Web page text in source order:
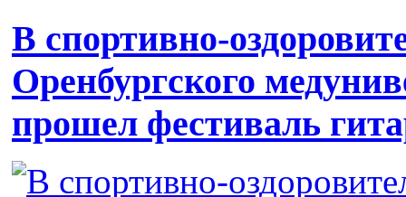
В спортивно-
Оренбургского
прошел фестиваль